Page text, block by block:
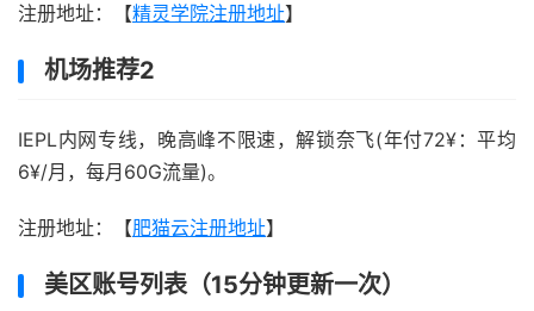
注册地址：【精灵学院注册地址】
机场推荐2
IEPL内网专线，晚高峰不限速，解锁奈飞(年付72¥：平均
6¥/月，每月60G流量)。
注册地址：【肥猫云注册地址】
美区账号列表（15分钟更新一次）